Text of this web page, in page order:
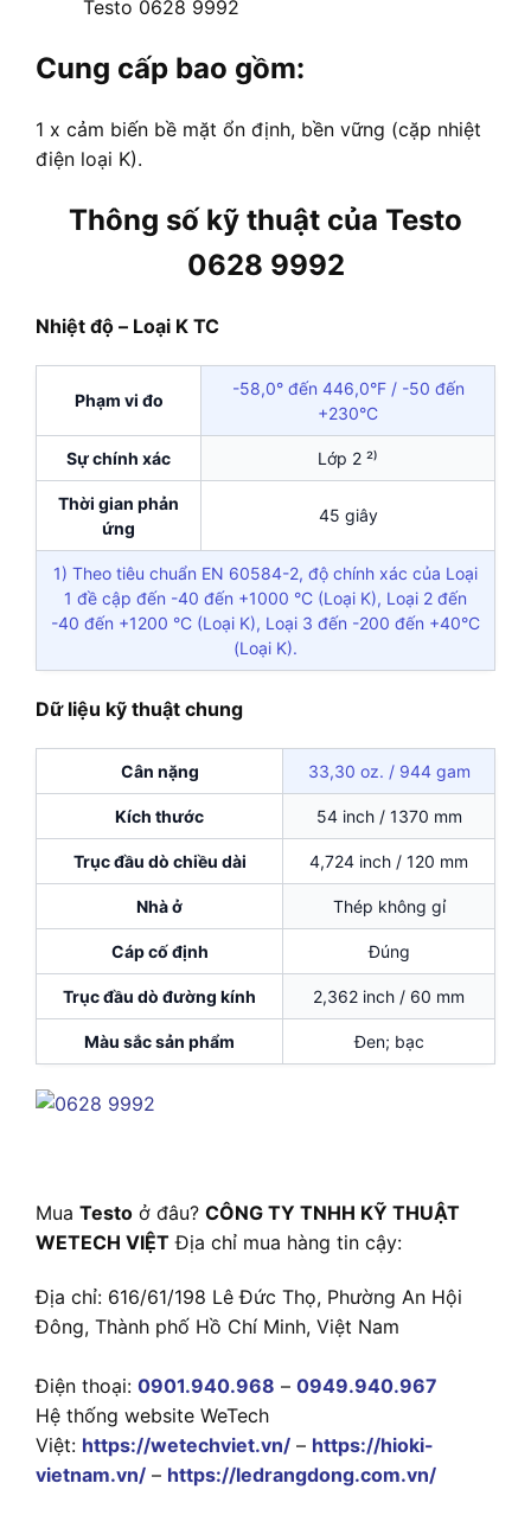
Testo 0628 9992
Cung cấp bao gồm:
1 x cảm biến bề mặt ổn định, bền vững (cặp nhiệt
điện loại K).
Thông số kỹ thuật của Testo
0628 9992
Nhiệt độ – Loại K TC
Phạm vi đo
-58,0° đến 446,0°F / -50 đến
+230°C
Sự chính xác Lớp 2 ²⁾
Thời gian phản
ứng
45 giây
1) Theo tiêu chuẩn EN 60584-2, độ chính xác của Loại
1 đề cập đến -40 đến +1000 °C (Loại K), Loại 2 đến
-40 đến +1200 °C (Loại K), Loại 3 đến -200 đến +40°C
(Loại K).
Dữ liệu kỹ thuật chung
Cân nặng 33,30 oz. / 944 gam
Kích thước 54 inch / 1370 mm
Trục đầu dò chiều dài 4,724 inch / 120 mm
Nhà ở Thép không gỉ
Cáp cố định Đúng
Trục đầu dò đường kính 2,362 inch / 60 mm
Màu sắc sản phẩm Đen; bạc
Mua Testo ở đâu? CÔNG TY TNHH KỸ THUẬT
WETECH VIỆT Địa chỉ mua hàng tin cậy:
Địa chỉ: 616/61/198 Lê Đức Thọ, Phường An Hội
Đông, Thành phố Hồ Chí Minh, Việt Nam
Điện thoại: 0901.940.968 – 0949.940.967
Hệ thống website WeTech
Việt: https://wetechviet.vn/ – https://hioki-
vietnam.vn/ – https://ledrangdong.com.vn/